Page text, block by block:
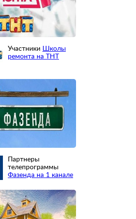
Участники
Школы
ремонта на ТНТ
Партнеры
телепрограммы
Фазенда на 1 канале